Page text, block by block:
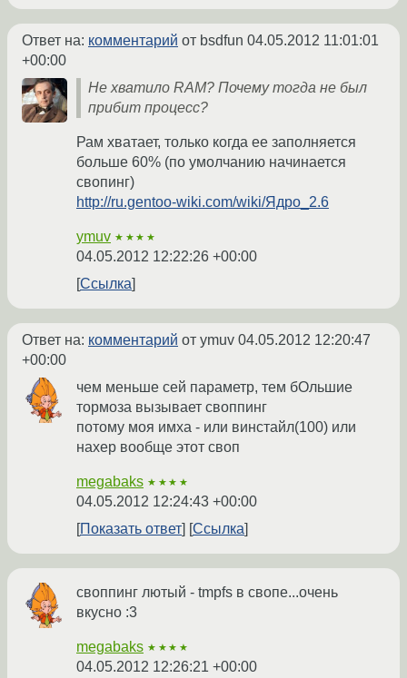
Ответ на: комментарий от bsdfun 04.05.2012 11:01:01
+00:00
Не хватило RAM? Почему тогда не был
прибит процесс?
Рам хватает, только когда ее заполняется
больше 60% (по умолчанию начинается
свопинг)
http://ru.gentoo-wiki.com/wiki/Ядро_2.6
ymuv ★★★★
04.05.2012 12:22:26 +00:00
Ссылка
Ответ на: комментарий от ymuv 04.05.2012 12:20:47
+00:00
чем меньше сей параметр, тем бОльшие
тормоза вызывает своппинг
потому моя имха - или винстайл(100) или
нахер вообще этот своп
megabaks ★★★★
04.05.2012 12:24:43 +00:00
Показать ответ
Ссылка
своппинг лютый - tmpfs в свопе...очень
вкусно :3
megabaks ★★★★
04.05.2012 12:26:21 +00:00